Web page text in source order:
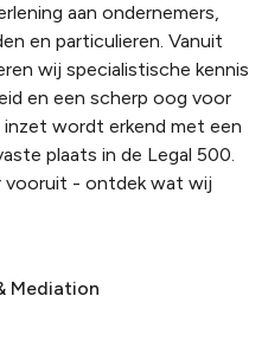
aan ondernemers,
en particulieren. Vanuit
wij specialistische kennis
en een scherp oog voor
inzet wordt erkend met een
plaats in de Legal 500.
vooruit - ontdek wat wij
Mediation